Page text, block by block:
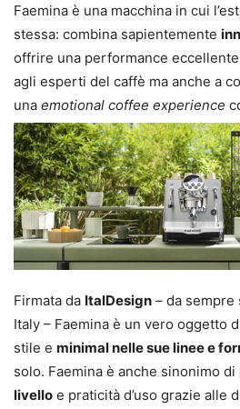
Faemina è una macchina in cui
stessa: combina sapientemente
offrire una performance
agli esperti del caffè ma anche a
una emotional coffee experience
Firmata da ItalDesign – da sempre
Italy – Faemina è un vero oggetto
stile e minimal nelle sue linee e
solo. Faemina è anche sinonimo di
livello e praticità d’uso grazie alle